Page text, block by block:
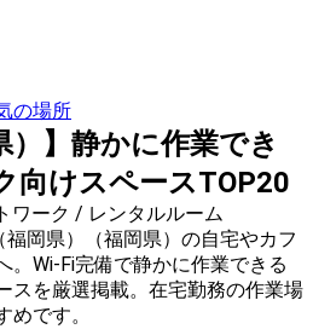
の場所
）】静かに作業でき
向けスペースTOP20
ワーク / レンタルルーム
岡県）（福岡県）の自宅やカフ
。Wi-Fi完備で静かに作業できる
スを厳選掲載。在宅勤務の作業場
です。